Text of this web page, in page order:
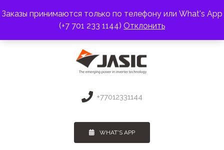
Заказы принимаются только по телефону или What's App
(+7 701 233 1144) Отклонить
к
АДРЕС: г. Алматы, пр. Райымбека 383
+77012331144
WHAT'S APP